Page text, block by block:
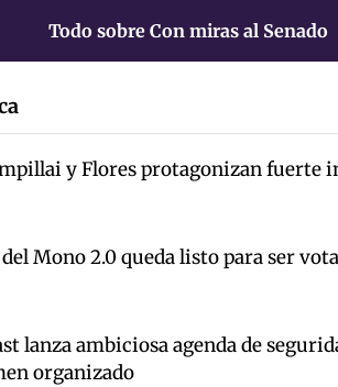
Todo sobre Con miras al Senado
y Flores protagonizan fuerte
Mono 2.0 queda listo para ser
lanza ambiciosa agenda de
organizado